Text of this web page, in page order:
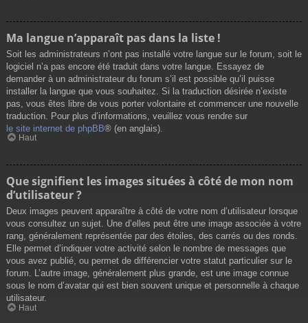
Ma langue n’apparaît pas dans la liste !
Soit les administrateurs n’ont pas installé votre langue sur le forum, soit le
logiciel n’a pas encore été traduit dans votre langue. Essayez de
demander à un administrateur du forum s’il est possible qu’il puisse
installer la langue que vous souhaitez. Si la traduction désirée n’existe
pas, vous êtes libre de vous porter volontaire et commencer une nouvelle
traduction. Pour plus d’informations, veuillez vous rendre sur
le site internet de phpBB® (en anglais).
Haut
Que signifient les images situées à côté de mon nom
d’utilisateur ?
Deux images peuvent apparaître à côté de votre nom d’utilisateur lorsque
vous consultez un sujet. Une d’elles peut être une image associée à votre
rang, généralement représentée par des étoiles, des carrés ou des ronds.
Elle permet d’indiquer votre activité selon le nombre de messages que
vous avez publié, ou permet de différencier votre statut particulier sur le
forum. L’autre image, généralement plus grande, est une image connue
sous le nom d’avatar qui est bien souvent unique et personnelle à chaque
utilisateur.
Haut